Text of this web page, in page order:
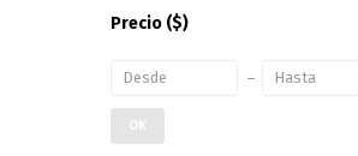
Precio ($)
OK